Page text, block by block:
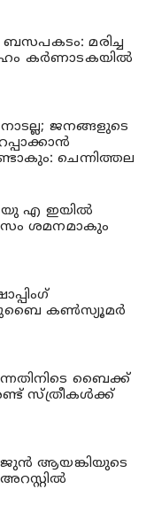
മരിച്ച
കര്‍ണാടകയില്‍
ജനങ്ങളുടെ
ചെന്നിത്തല
എ ഇയില്‍
ശമനമാകും
ദുബൈ കണ്‍സ്യൂമര്‍
ബൈക്ക്
സ്ത്രീകള്‍ക്ക്
ആയങ്കിയുടെ